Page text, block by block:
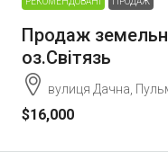
Продаж
оз.Світязь
вулиця Дачна,
$16,000